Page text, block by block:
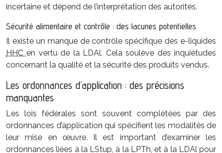
incertaine et dépend de l’interprétation des autorités.
Sécurité alimentaire et contrôle : des lacunes potentielles
Il existe un manque de contrôle spécifique des e-liquides
HHCen vertu de la LDAl. Cela soulève des inquiétudes
concernant la qualité et la sécurité des produits vendus.
Les ordonnances d’application : des précisions
manquantes
Les lois fédérales sont souvent complétées par des
ordonnances d’application qui spécifient les modalités de
leur mise en œuvre. Il est important d’examiner les
ordonnances liées à la LStup, à la LPTh, et à la LDAl pour